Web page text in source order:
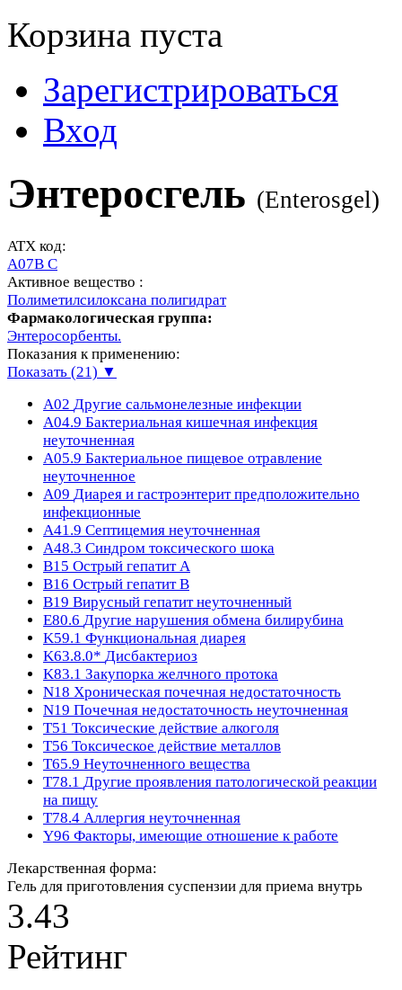
Корзина пуста
Зарегистрироваться
Вход
Энтеросгель (Enterosgel)
ATX код:
A07B C
Активное вещество :
Полиметилсилоксана полигидрат
Фармакологическая группа:
Энтеросорбенты.
Показания к применению:
Показать (21) ▼
A02 Другие сальмонелезные инфекции
A04.9 Бактериальная кишечная инфекция
неуточненная
A05.9 Бактериальное пищевое отравление
неуточненное
A09 Диарея и гастроэнтерит предположительно
инфекционные
A41.9 Септицемия неуточненная
A48.3 Синдром токсического шока
B15 Острый гепатит A
B16 Острый гепатит B
B19 Вирусный гепатит неуточненный
E80.6 Другие нарушения обмена билирубина
K59.1 Функциональная диарея
K63.8.0* Дисбактериоз
K83.1 Закупорка желчного протока
N18 Хроническая почечная недостаточность
N19 Почечная недостаточность неуточненная
T51 Токсические действие алкоголя
T56 Токсическое действие металлов
T65.9 Неуточненного вещества
T78.1 Другие проявления патологической реакции
на пищу
T78.4 Аллергия неуточненная
Y96 Факторы, имеющие отношение к работе
Лекарственная форма:
Гель для приготовления суспензии для приема внутрь
3.43
Рейтинг